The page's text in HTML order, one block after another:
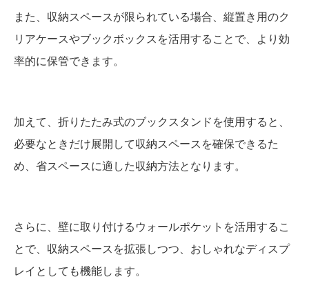
また、収納スペースが限られている場合、縦置き用のク
リアケースやブックボックスを活用することで、より効
率的に保管できます。
加えて、折りたたみ式のブックスタンドを使用すると、
必要なときだけ展開して収納スペースを確保できるた
め、省スペースに適した収納方法となります。
さらに、壁に取り付けるウォールポケットを活用するこ
とで、収納スペースを拡張しつつ、おしゃれなディスプ
レイとしても機能します。